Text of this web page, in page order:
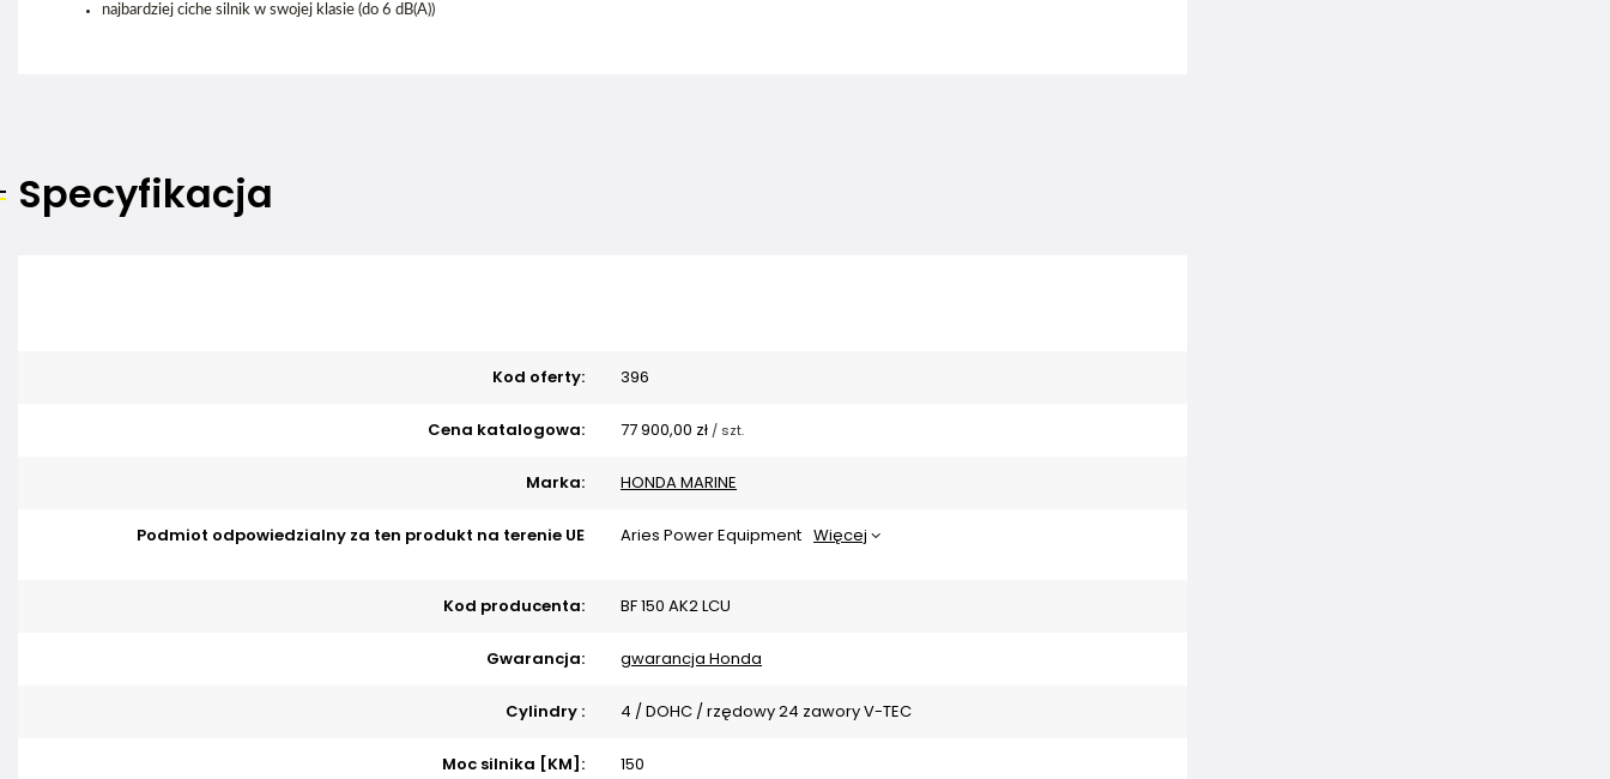
najbardziej ciche silnik w swojej klasie (do 6 dB(A))
Specyfikacja
Kod oferty: 396
Cena katalogowa: 77 900,00 zł / szt.
Marka: HONDA MARINE
Podmiot odpowiedzialny za ten produkt na terenie UE Aries Power Equipment Więcej
Kod producenta: BF 150 AK2 LCU
Gwarancja: gwarancja Honda
Cylindry : 4 / DOHC / rzędowy 24 zawory V-TEC
Moc silnika [KM]: 150